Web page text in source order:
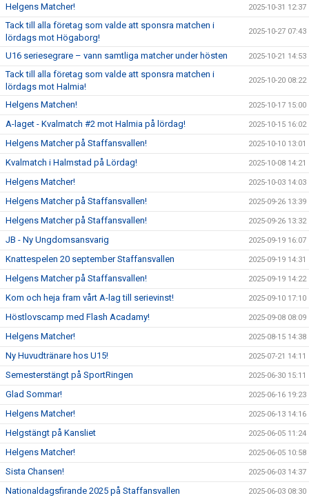
Helgens Matcher! 2025-10-31 12:37
Tack till alla företag som valde att sponsra matchen i
lördags mot Högaborg!
2025-10-27 07:43
U16 seriesegrare – vann samtliga matcher under hösten 2025-10-21 14:53
Tack till alla företag som valde att sponsra matchen i
lördags mot Halmia!
2025-10-20 08:22
Helgens Matchen! 2025-10-17 15:00
A-laget - Kvalmatch #2 mot Halmia på lördag! 2025-10-15 16:02
Helgens Matcher på Staffansvallen! 2025-10-10 13:01
Kvalmatch i Halmstad på Lördag! 2025-10-08 14:21
Helgens Matcher! 2025-10-03 14:03
Helgens Matcher på Staffansvallen! 2025-09-26 13:39
Helgens Matcher på Staffansvallen! 2025-09-26 13:32
JB - Ny Ungdomsansvarig 2025-09-19 16:07
Knattespelen 20 september Staffansvallen 2025-09-19 14:31
Helgens Matcher på Staffansvallen! 2025-09-19 14:22
Kom och heja fram vårt A-lag till serievinst! 2025-09-10 17:10
Höstlovscamp med Flash Acadamy! 2025-09-08 08:09
Helgens Matcher! 2025-08-15 14:38
Ny Huvudtränare hos U15! 2025-07-21 14:11
Semesterstängt på SportRingen 2025-06-30 15:11
Glad Sommar! 2025-06-16 19:23
Helgens Matcher! 2025-06-13 14:16
Helgstängt på Kansliet 2025-06-05 11:24
Helgens Matcher! 2025-06-05 10:58
Sista Chansen! 2025-06-03 14:37
Nationaldagsfirande 2025 på Staffansvallen 2025-06-03 08:30